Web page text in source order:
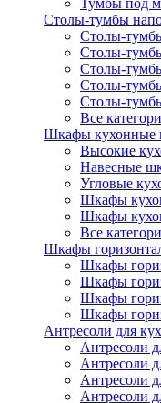
Тумбы под
Столы-тумбы
Столы-
Столы-
Столы-
Столы-
Столы-
Все
Шкафы кухонные
Высокие
Навесные
Угловые
Шкафы
Шкафы
Все
Шкафы
Шкафы
Шкафы
Шкафы
Шкафы
Антресоли для
Антресоли
Антресоли
Антресоли
Антресоли